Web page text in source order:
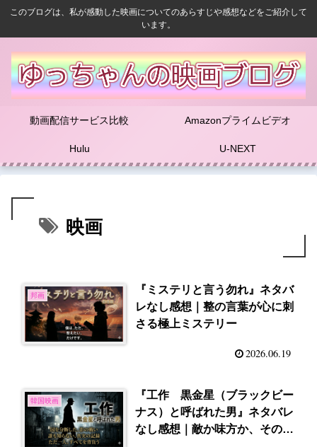
このブログは、私が感動した映画についてのあらすじや感想などをご紹介して
います。
動画配信サービス比較 Amazonプライムビデオ
Hulu U-NEXT
映画
邦画
『ミステリと言う勿れ』ネタバ
レなし感想｜整の言葉が心に刺
さる極上ミステリー
2026.06.19
韓国映画
『工作 黒金星（ブラックビー
ナス）と呼ばれた男』ネタバレ
なし感想｜敵か味方か、その境